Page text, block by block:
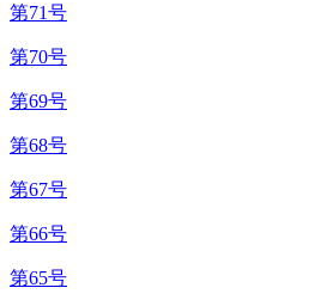
第71号
第70号
第69号
第68号
第67号
第66号
第65号